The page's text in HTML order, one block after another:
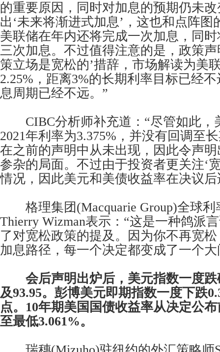
的重要原因，同时对加息的预期仍未
出‘未来将渐进式加息’，这也和点阵图
美联储在年内还将完成一次加息，同
三次加息。不过值得注意的是，政策
策立场是宽松的’措辞，市场解读为美
2.25%，距离3%的长期利率目标已经
息周期已经不远。”
CIBC分析师补充道：“尽管如此，
2021年利率为3.375%，并没有回调至
在之前的声明中从未出现，因此令声
参杂的局面。不过由于投资者更关注‘
情况，因此美元和美债收益率在决议
格理集团(Macquarie Group)全球利
Thierry Wizman表示：“这是一种鸽派
了对宽松政策的提及。因为你不再宽
加息路径，每一个决定都变成了一个大
会后声明出炉后，美元指数一度
及93.95。彭博美元即期指数一度下跌
点。10年期美国国债收益率从决定公
至最低3.061%。